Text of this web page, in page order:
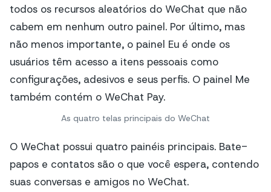
As quatro telas principais do WeChat
O WeChat possui quatro painéis principais. Bate-
papos e contatos são o que você espera, contendo
suas conversas e amigos no WeChat.